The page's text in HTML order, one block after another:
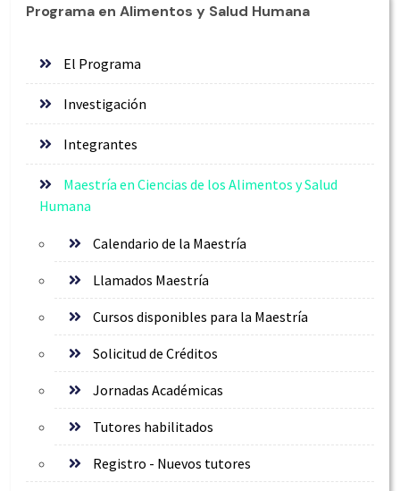
Programa en Alimentos y Salud Humana
El Programa
Investigación
Integrantes
Maestría en Ciencias de los Alimentos y Salud
Humana
Calendario de la Maestría
Llamados Maestría
Cursos disponibles para la Maestría
Solicitud de Créditos
Jornadas Académicas
Tutores habilitados
Registro - Nuevos tutores